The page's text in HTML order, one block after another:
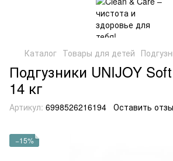
Каталог Товары для детей
Подгузники UNIJOY
14 кг
Артикул: 6998526216194 Оставить
−15%